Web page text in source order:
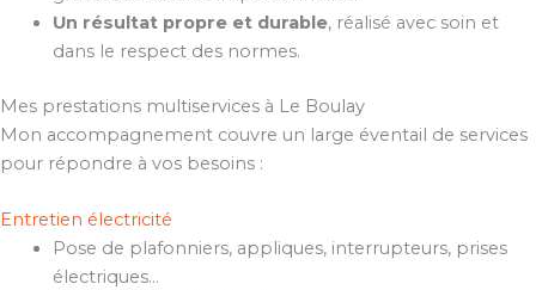
Un résultat propre et durable, réalisé avec soin et
dans le respect des normes.
Mes prestations multiservices à Le Boulay
Mon accompagnement couvre un large éventail de services
pour répondre à vos besoins :
Entretien électricité
Pose de plafonniers, appliques, interrupteurs, prises
électriques…